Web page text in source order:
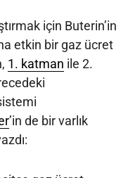
için Buterin’in
etkin bir gaz ücret
1. katman ile 2.
’in de bir varlık